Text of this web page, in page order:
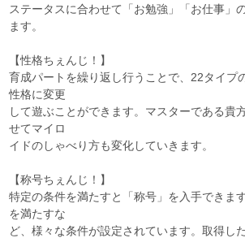
ステータスに合わせて「お勉強」「お仕事」
ます。
【性格ちぇんじ！】
育成パートを繰り返し行うことで、22タイプ
性格に変更
して遊ぶことができます。マスターである貴
せてマイロ
イドのしゃべり方も変化していきます。
【称号ちぇんじ！】
特定の条件を満たすと「称号」を入手できま
を満たすな
ど、様々な条件が設定されています。取得し